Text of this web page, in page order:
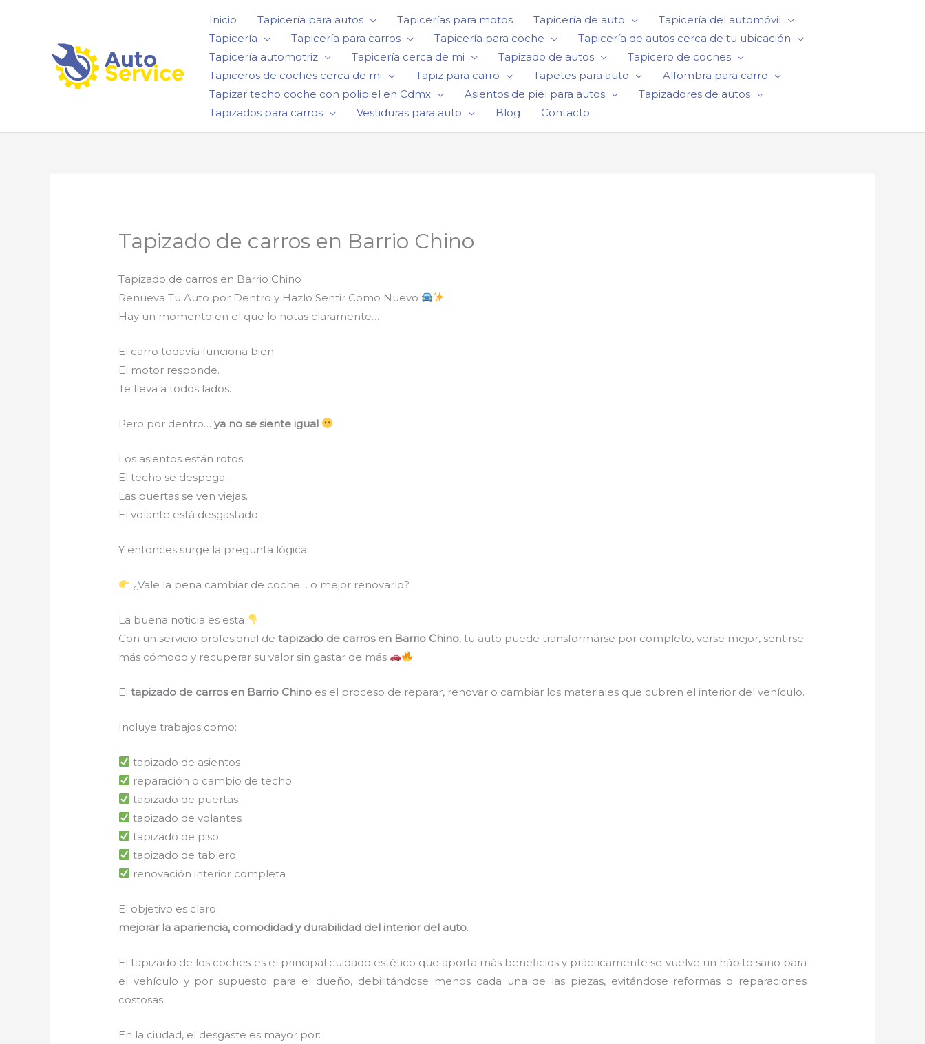
Inicio Tapicería para autos Tapicerías para motos Tapicería de auto
Tapicería del automóvil
Tapicería
Tapicería para carros Tapicería para coche
Tapicería de autos cerca de tu ubicación
Tapicería automotriz
Tapicería cerca de mi Tapizado de autos
Tapicero de coches
Tapiceros de coches cerca de mi
Tapiz para carro Tapetes para auto
Alfombra para carro
Tapizar techo coche con polipiel en Cdmx
Asientos de piel para autos
Tapizadores de autos
Tapizados para carros
Vestiduras para auto Blog Contacto
Tapizado de carros en Barrio Chino
Tapizado de carros en Barrio Chino
Renueva Tu Auto por Dentro y Hazlo Sentir Como Nuevo
Hay un momento en el que lo notas claramente…
El carro todavía funciona bien.
El motor responde.
Te lleva a todos lados.
Pero por dentro…ya no se siente igual
Los asientos están rotos.
El techo se despega.
Las puertas se ven viejas.
El volante está desgastado.
Y entonces surge la pregunta lógica:
¿Vale la pena cambiar de coche… o mejor renovarlo?
La buena noticia es esta
Con un servicio profesional detapizado de carros en Barrio Chino, tu auto puede transformarse por completo, verse mejor, sentirse
más cómodo y recuperar su valor sin gastar de más
Eltapizado de carros en Barrio Chino es el proceso de reparar, renovar o cambiar los materiales que cubren el interior del vehículo.
Incluye trabajos como:
tapizado de asientos
reparación o cambio de techo
tapizado de puertas
tapizado de volantes
tapizado de piso
tapizado de tablero
renovación interior completa
El objetivo es claro:
mejorar la apariencia, comodidad y durabilidad del interior del auto.
El tapizado de los coches es el principal cuidado estético que aporta más beneficios y prácticamente se vuelve un hábito sano para
el vehículo y por supuesto para el dueño, debilitándose menos cada una de las piezas, evitándose reformas o reparaciones
costosas.
En la ciudad, el desgaste es mayor por: